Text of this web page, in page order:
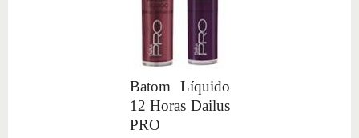
Batom Líquido
12 Horas Dailus
PRO